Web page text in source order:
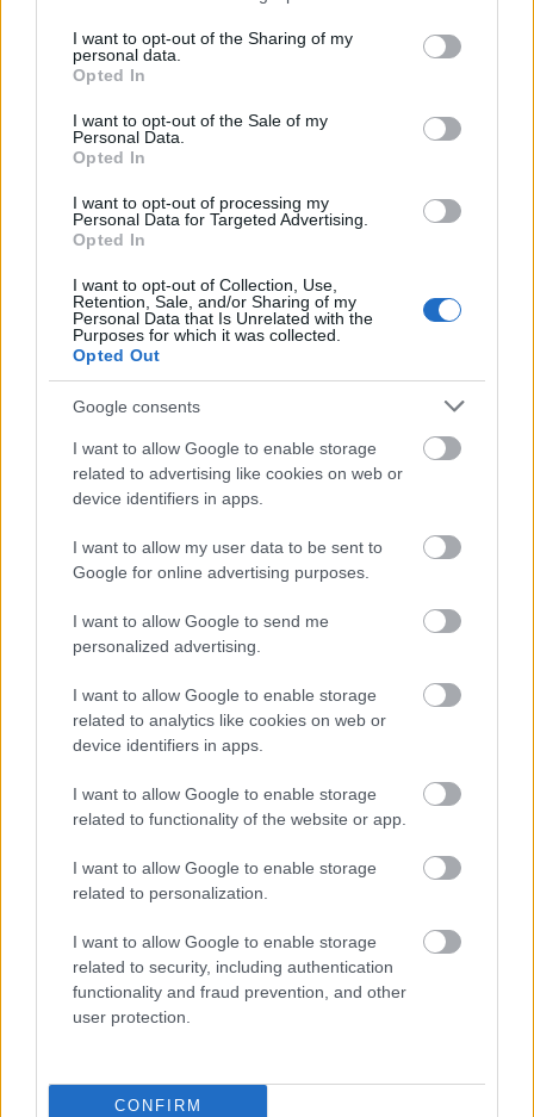
not limited to your visit or usage behaviour. You may click to
grant or deny consent to Google and its third-party tags to
use your data for below specified purposes in below Google
consent section.
I want to opt-out of the Sharing of my
personal data.
Opted In
I want to opt-out of the Sale of my
Personal Data.
Opted In
I want to opt-out of processing my
Personal Data for Targeted Advertising.
Opted In
I want to opt-out of Collection, Use,
Retention, Sale, and/or Sharing of my
Personal Data that Is Unrelated with the
Purposes for which it was collected.
Opted Out
Google consents
I want to allow Google to enable storage
related to advertising like cookies on web or
device identifiers in apps.
I want to allow my user data to be sent to
Google for online advertising purposes.
I want to allow Google to send me
personalized advertising.
I want to allow Google to enable storage
related to analytics like cookies on web or
device identifiers in apps.
I want to allow Google to enable storage
related to functionality of the website or app.
I want to allow Google to enable storage
related to personalization.
I want to allow Google to enable storage
related to security, including authentication
functionality and fraud prevention, and other
user protection.
CONFIRM
kifogyhatatlan a pikáns képekből, most például
hófehér bodyban fotóztatta le magát. Rihanna
alakja továbbra is kifogástalan, a kérdés inkább az,
hogy ti hogy viszonyultok az állandó a
magamutogatáshoz?
Messengeren
keresőben könnyebben megtaláld a
glamour.hu cikkeit
Kövesd a Glamour cikkeit a